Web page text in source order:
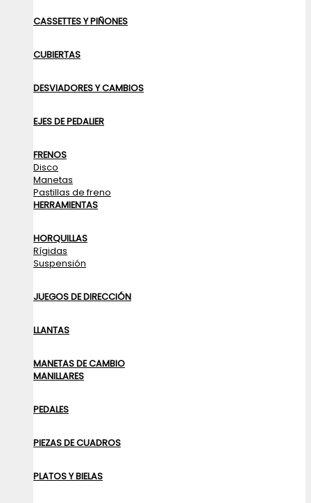
CASSETTES Y PIÑONES
CUBIERTAS
DESVIADORES Y CAMBIOS
EJES DE PEDALIER
FRENOS
Disco
Manetas
Pastillas de freno
HERRAMIENTAS
HORQUILLAS
Rígidas
Suspensión
JUEGOS DE DIRECCIÓN
LLANTAS
MANETAS DE CAMBIO
MANILLARES
PEDALES
PIEZAS DE CUADROS
PLATOS Y BIELAS